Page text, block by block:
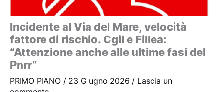
Incidente al Via del Mare, velocità
fattore di rischio. Cgil e Fillea:
“Attenzione anche alle ultime fasi del
Pnrr”
PRIMO PIANO / 23 Giugno 2026 / Lascia un